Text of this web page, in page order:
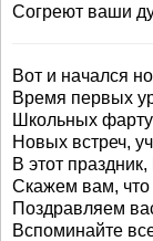
Согреют ваши
Вот и начался
Время первых
Школьных
Новых встреч,
В этот
Скажем вам, что
Поздравляем
Вспоминайте